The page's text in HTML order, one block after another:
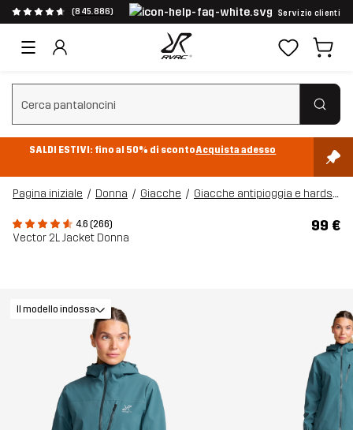
(845.886) Servizio clienti
Cancella ricerca
SALDI ESTIVI: fino al 50% di scontoAcquista adesso
Pagina iniziale Donna Giacche Giacche antipioggia e hardshell
4.6 (266)
Vector 2L Jacket Donna
99 €
Il modello indossa